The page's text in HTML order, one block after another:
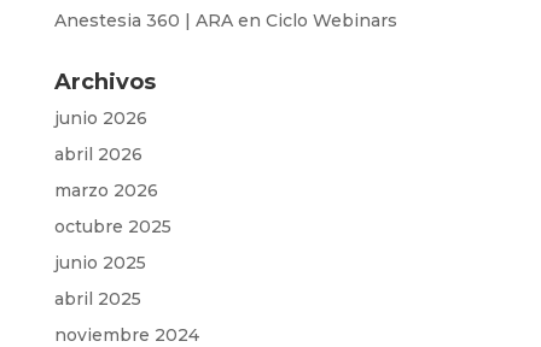
Anestesia 360 | ARAen Ciclo Webinars
Archivos
junio 2026
abril 2026
marzo 2026
octubre 2025
junio 2025
abril 2025
noviembre 2024